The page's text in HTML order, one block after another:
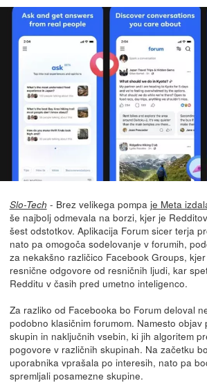
Slo-Tech - Brez velikega pompa je Meta
še najbolj odmevala na borzi, kjer je
šest odstotkov. Aplikacija Forum sicer terja
nato pa omogoča sodelovanje v forumih,
za nekakšno različico Facebook Groups,
resnične odgovore od resničnih ljudi, kar
Redditu v časih pred umetno inteligenco.
Za razliko od Facebooka bo Forum deloval
podobno klasičnim forumom. Namesto objav
skupin in naključnih vsebin, ki jih algoritem
pogovore v različnih skupinah. Na začetku
uporabnika vprašala po interesih, nato pa
spremljali posamezne skupine.